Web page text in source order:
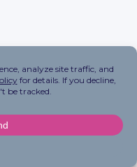
bei Ihrem
Sie die Play-
Hits streamen